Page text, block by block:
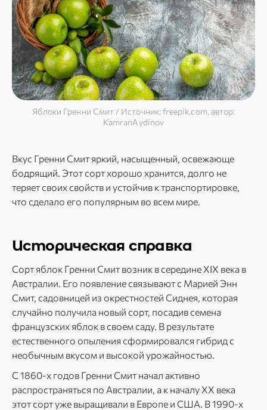
Яблоки Гренни Смит / Источник: freepik.com, автор:
KamranAydinov
Вкус Гренни Смит яркий, насыщенный, освежающе
бодрящий. Этот сорт хорошо хранится, долго не
теряет своих свойств и устойчив к транспортировке,
что сделало его популярным во всем мире.
Историческая справка
Сорт яблок Гренни Смит возник в середине XIX века в
Австралии. Его появление связывают с Марией Энн
Смит, садовницей из окрестностей Сиднея, которая
случайно получила новый сорт, посадив семена
французских яблок в своем саду. В результате
естественного опыления сформировался гибрид с
необычным вкусом и высокой урожайностью.
С 1860-х годов Гренни Смит начал активно
распространяться по Австралии, а к началу XX века
этот сорт уже выращивали в Европе и США. В 1990-х